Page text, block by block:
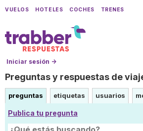
VUELOS HOTELES COCHES TRENES
Iniciar sesión →
Preguntas y respuestas de
preguntas etiquetas usuarios
Publica tu pregunta